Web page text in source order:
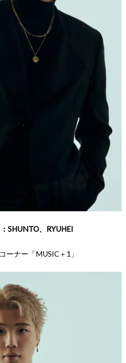
SHUNTO、RYUHEI
ーナー「MUSIC＋1」